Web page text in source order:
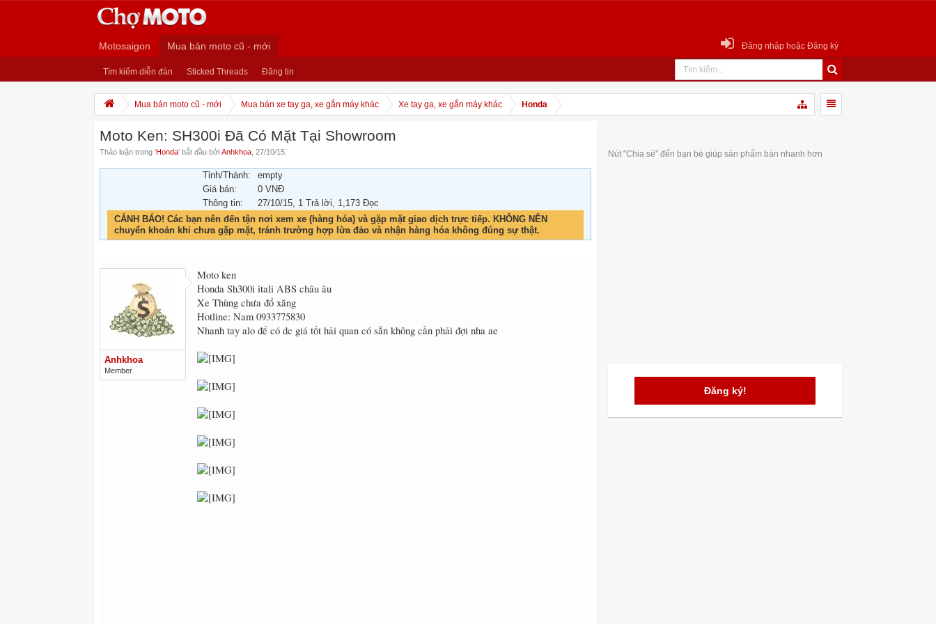
Motosaigon Mua bán moto cũ - mới
Tìm kiếm diễn đàn Sticked Threads Đăng tin
Đăng nhập hoặc Đăng ký
Mua bán moto cũ - mới Mua bán xe tay ga, xe gắn máy khác Xe tay ga, xe gắn máy khác Honda
Moto Ken: SH300i Đã Có Mặt Tại Showroom
Thảo luận trong 'Honda' bắt đầu bởi Anhkhoa 27/10/15
Tỉnh/Thành:
empty
Giá bán:
0 VNĐ
Thông tin:
27/10/15, 1 Trả lời, 1,173 Đọc
CẢNH BÁO! Các bạn nên đến tận nơi xem xe (hàng hóa) và gặp mặt giao dịch trực tiếp. KHÔNG NÊN
chuyển khoản khi chưa gặp mặt, tránh trường hợp lừa đảo và nhận hàng hóa không đúng sự thật.
Anhkhoa
Member
Moto ken
Honda Sh300i itali ABS châu âu
Xe Thùng chưa đổ xăng
Hotline: Nam 0933775830
Nhanh tay alo để có dc giá tốt hải quan có sẳn không cần phải đợi nha ae
Nút "Chia sẻ" đến bạn bè giúp sản phẩm bán nhanh hơn
Đăng ký!